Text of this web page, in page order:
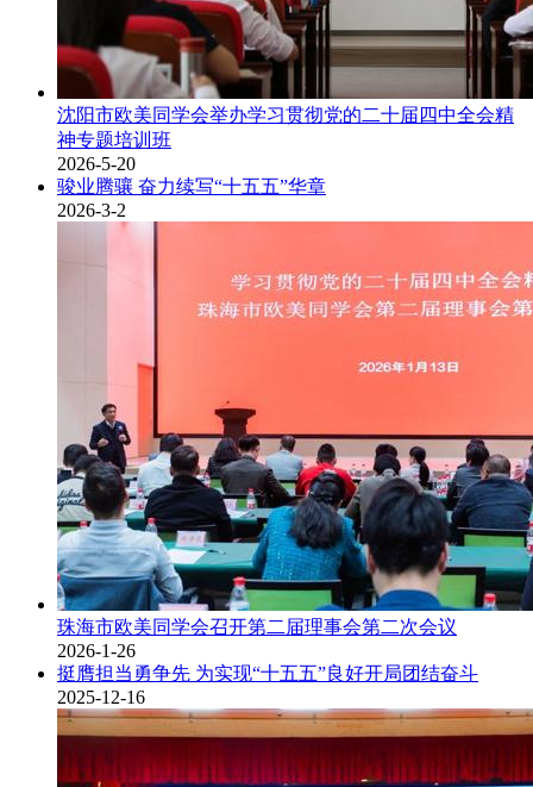
沈阳市欧美同学会举办学习贯彻党的二十届四中全会精
神专题培训班
2026-5-20
骏业腾骧 奋力续写“十五五”华章
2026-3-2
珠海市欧美同学会召开第二届理事会第二次会议
2026-1-26
挺膺担当勇争先 为实现“十五五”良好开局团结奋斗
2025-12-16